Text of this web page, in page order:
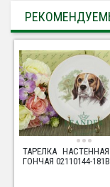
ТАРЕЛКА
ГОНЧАЯ 02110144-181B